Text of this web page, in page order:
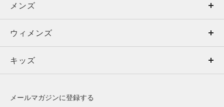
メンズ
ウィメンズ
キッズ
メンズ
トップス
ボトムス
ウィメンズ
トップス
キッズ
メールマガジンに登録する